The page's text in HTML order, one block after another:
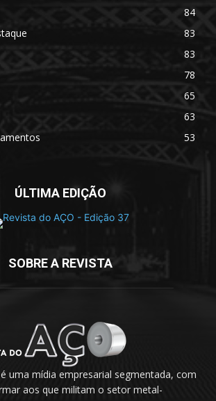
84
83
83
78
65
63
53
ÚLTIMA EDIÇÃO
SOBRE A REVISTA
uma mídia empresarial segmentada, com
aos que militam o setor metal-